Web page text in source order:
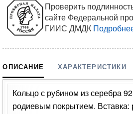
Проверить
сайте Федеральной
ГИИС ДМДК
ОПИСАНИЕ ХАРАКТЕРИСТИКИ
Кольцо с рубином из серебра
родиевым покрытием. Вставка: